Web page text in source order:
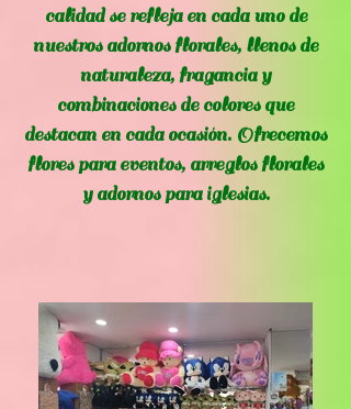
calidad se refleja en cada uno de
nuestros adornos florales, llenos de
naturaleza, fragancia y
combinaciones de colores que
destacan en cada ocasión. Ofrecemos
flores para eventos, arreglos florales
y adornos para iglesias.